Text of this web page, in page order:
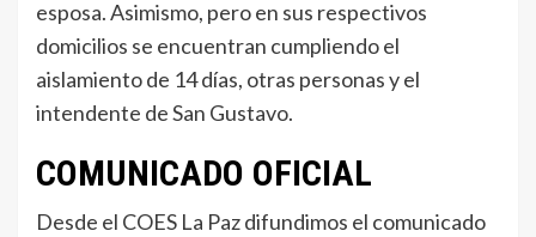
esposa. Asimismo, pero en sus respectivos
domicilios se encuentran cumpliendo el
aislamiento de 14 días, otras personas y el
intendente de San Gustavo.
COMUNICADO OFICIAL
Desde el COES La Paz difundimos el comunicado